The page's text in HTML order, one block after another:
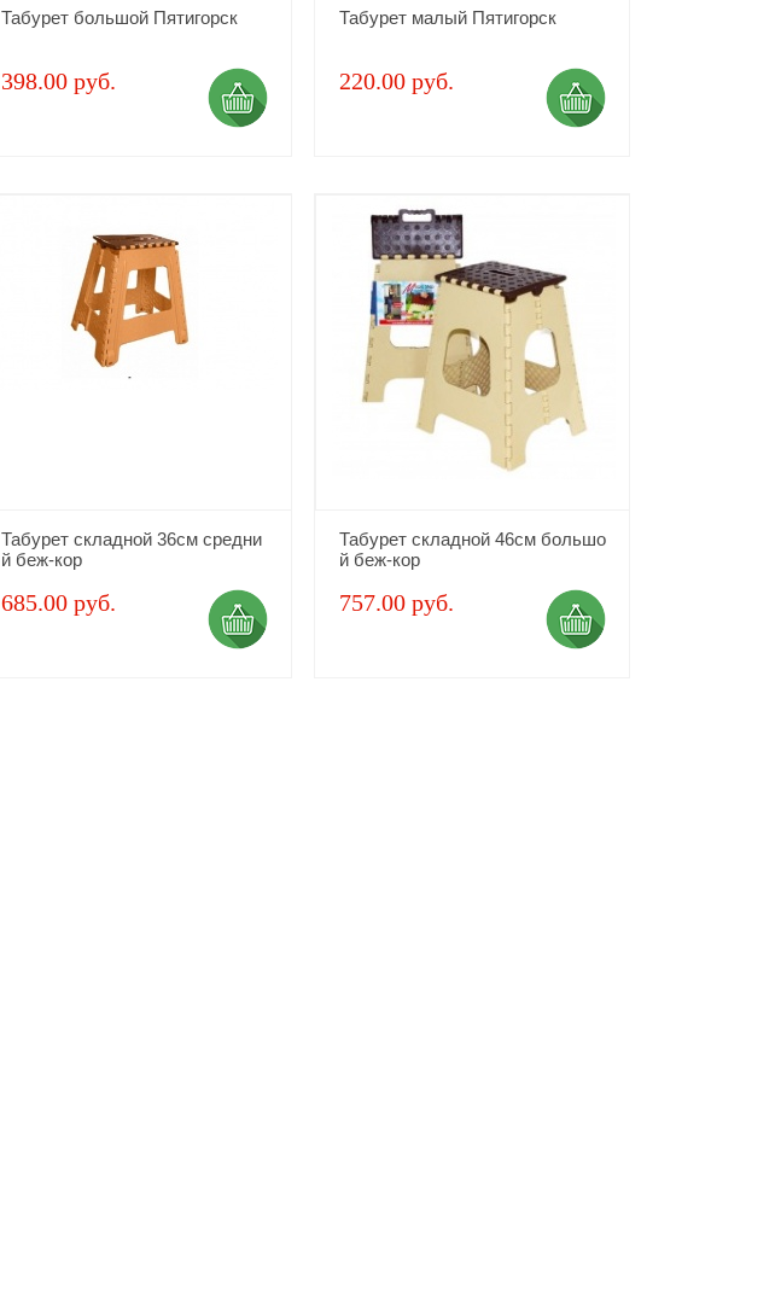
Табурет большой Пятигорск
398.00 руб.
Табурет малый Пятигорск
220.00 руб.
Табурет складной 36см средни
й беж-кор
685.00 руб.
Табурет складной 46см большо
й беж-кор
757.00 руб.